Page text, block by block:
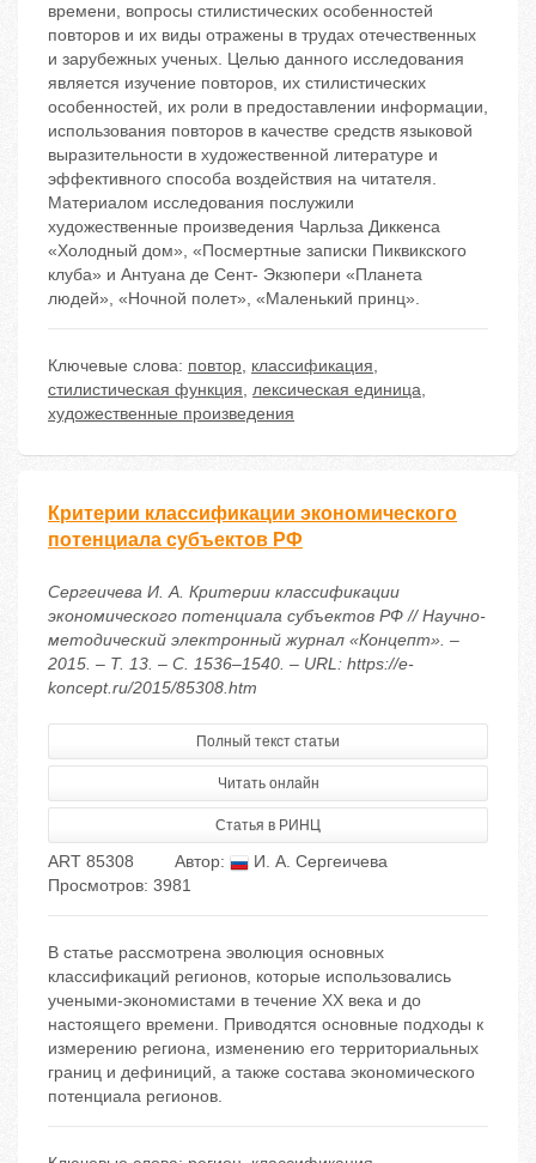
времени, вопросы стилистических особенностей
повторов и их виды отражены в трудах отечественных
и зарубежных ученых. Целью данного исследования
является изучение повторов, их стилистических
особенностей, их роли в предоставлении информации,
использования повторов в качестве средств языковой
выразительности в художественной литературе и
эффективного способа воздействия на читателя.
Материалом исследования послужили
художественные произведения Чарльза Диккенса
«Холодный дом», «Посмертные записки Пиквикского
клуба» и Антуана де Сент- Экзюпери «Планета
людей», «Ночной полет», «Маленький принц».
Ключевые слова: повтор, классификация,
стилистическая функция, лексическая единица,
художественные произведения
Критерии классификации экономического
потенциала субъектов РФ
Сергеичева И. А. Критерии классификации
экономического потенциала субъектов РФ // Научно-
методический электронный журнал «Концепт». –
2015. – Т. 13. – С. 1536–1540. – URL: https://e-
koncept.ru/2015/85308.htm
Полный текст статьи
Читать онлайн
Статья в РИНЦ
ART 85308 Автор:
И. А. Сергеичева
Просмотров: 3981
В статье рассмотрена эволюция основных
классификаций регионов, которые использовались
учеными-экономистами в течение XX века и до
настоящего времени. Приводятся основные подходы к
измерению региона, изменению его территориальных
границ и дефиниций, а также состава экономического
потенциала регионов.